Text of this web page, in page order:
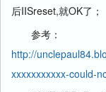
后IISreset,就OK了；
参考：
http://
xxxxxxxxxxx-could-